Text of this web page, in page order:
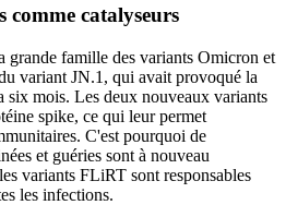
comme catalyseurs
grande famille des variants Omicron et
variant JN.1, qui avait provoqué la
six mois. Les deux nouveaux variants
spike, ce qui leur permet
C'est pourquoi de
et guéries sont à nouveau
variants FLiRT sont responsables
les infections.